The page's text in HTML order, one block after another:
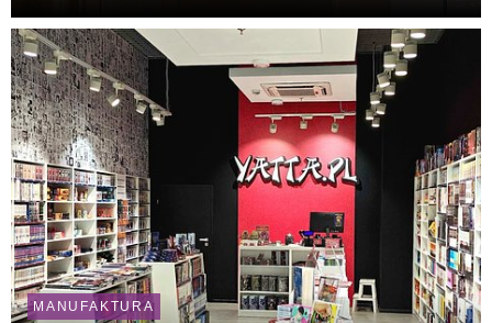
handlowej.
MANUFAKTURA